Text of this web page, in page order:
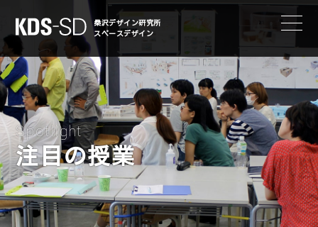
KDS-SD
桑沢デザイン研究所
スペースデザイン
Spotlight
注目の授業